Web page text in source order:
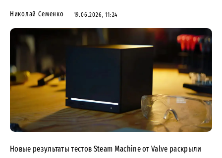
Николай Семенко 19.06.2026, 11:24
Новые результаты тестов Steam Machine от Valve раскрыли